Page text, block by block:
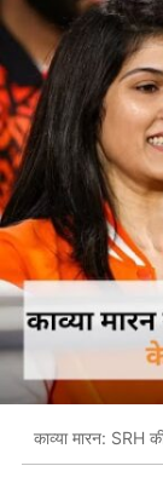
काव्या मारन: SRH